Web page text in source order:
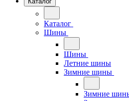
Каталог
Шины
Шины
Летние шины
Зимние шины
Зимние